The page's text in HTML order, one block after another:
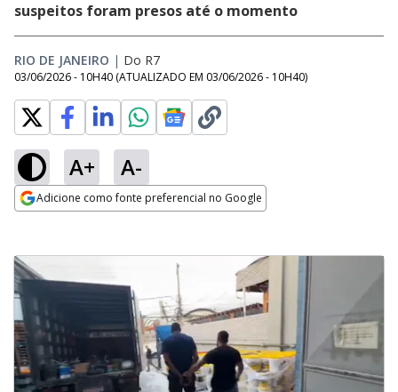
suspeitos foram presos até o momento
RIO DE JANEIRO | Do R7
03/06/2026 - 10H40 (ATUALIZADO EM 03/06/2026 - 10H40)
A+ A-
Adicione como fonte preferencial no Google